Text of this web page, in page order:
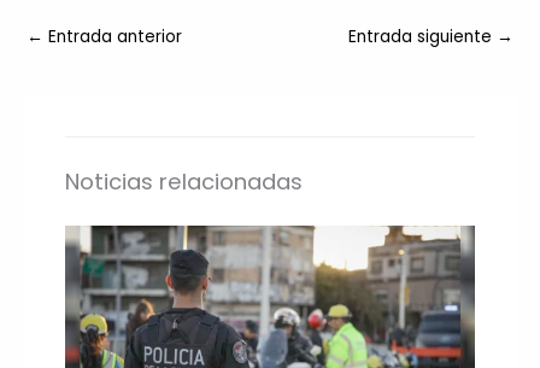
← Entrada anterior Entrada siguiente →
Noticias relacionadas